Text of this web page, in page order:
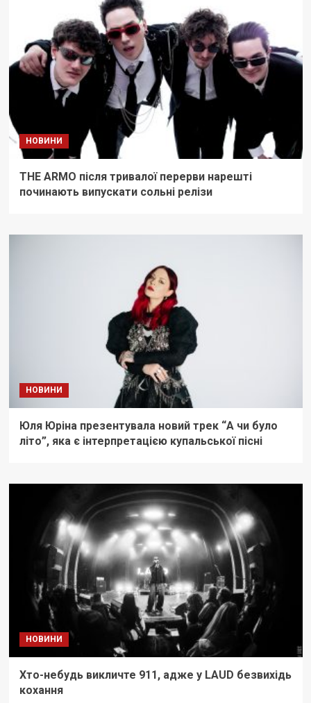
НОВИНИ
THE ARMO після тривалої перерви нарешті
починають випускати сольні релізи
НОВИНИ
Юля Юріна презентувала новий трек “А чи було
літо”, яка є інтерпретацією купальської пісні
НОВИНИ
Хто-небудь викличте 911, адже у LAUD безвихідь
кохання